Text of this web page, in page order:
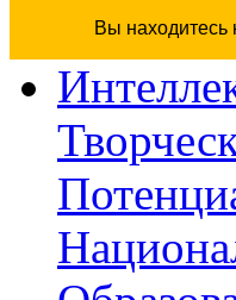
Вы находитесь